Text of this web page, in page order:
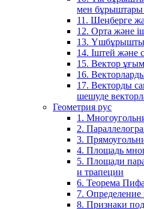
мен бұрыштары
11. Шеңберге
12. Орта және
13.
14. Іштей және
15. Вектор
16.
17. Векторды
шешуде
Геометрия рус
1.
2.
3.
4. Площадь
5. Площади
и трапеции
6. Теорема
7. Определение
8. Признаки